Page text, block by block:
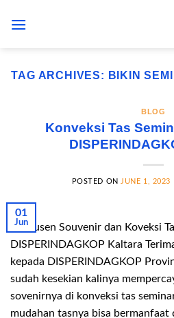
TAG ARCHIVES: BIKIN
BLOG
Konveksi Tas
POSTED ON JUNE 1, 2023
01
Jun
Produsen Souvenir dan Koveksi
DISPERINDAGKOP Kaltara
kepada DISPERINDAGKOP
sudah kesekian kalinya
sovenirnya di konveksi tas
mudahan tasnya bisa bermanfaat